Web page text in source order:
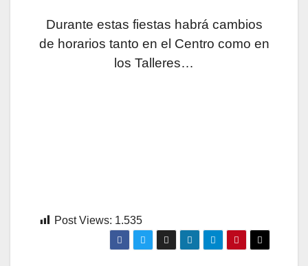
Durante estas fiestas habrá cambios
de horarios tanto en el Centro como en
los Talleres…
Post Views: 1.535